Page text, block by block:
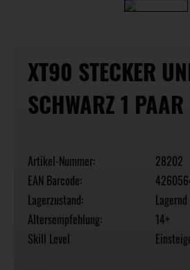
XT90 STECKER
SCHWARZ 1 PAAR
Artikel-Nummer:
28202
EAN Barcode:
Lagerzustand:
Lagernd
Altersempfehlung:
14+
Skill Level